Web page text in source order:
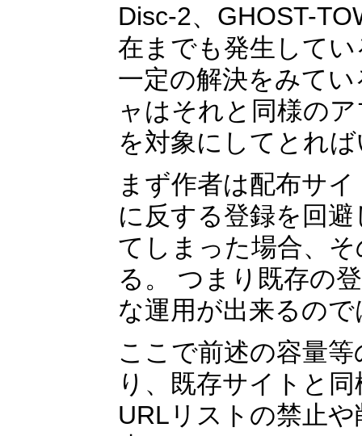
Disc-2、GHOST-
在までも発生して
一定の解決をみて
ャはそれと同様の
を対象にしてとれ
まず作者は配布サ
に反する登録を回
てしまった場合、
る。 つまり既存の
な運用が出来るの
ここで前述の容量
り、既存サイトと
URLリストの禁止